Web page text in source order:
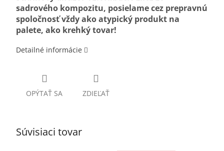
sadrového kompozitu, posielame cez prepravnú
spoločnosť vždy ako atypický produkt na
palete, ako krehký tovar!
Detailné informácie
OPÝTAŤ SA ZDIEĽAŤ
Súvisiaci tovar